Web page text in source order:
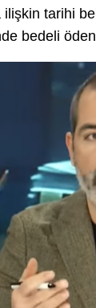
tarihi
bedeli